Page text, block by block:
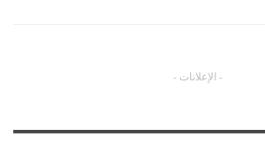
- الإعلانات -